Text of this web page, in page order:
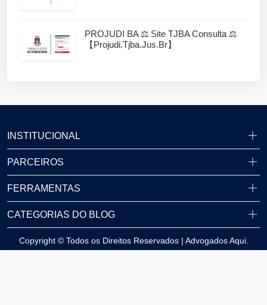
PROJUDI BA ⚖️ Site TJBA Consulta ⚖️
【projudi.tjba.jus.br】
INSTITUCIONAL
PARCEIROS
FERRAMENTAS
CATEGORIAS DO BLOG
Copyright © Todos os Direitos Reservados | Advogados Aqui.